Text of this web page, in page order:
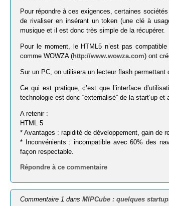
Pour répondre à ces exigences, certaines
de rivaliser en insérant un token (une clé à
musique et il est donc très simple de la récupérer.
Pour le moment, le HTML5 n’est pas
comme WOWZA (http://www.wowza.com) ont
Sur un PC, on utilisera un lecteur flash permettant
Ce qui est pratique, c’est que l’interface
technologie est donc “externalisé” de la start’up et
A retenir :
HTML 5
* Avantages : rapidité de développement, gain de
* Inconvénients : incompatible avec 60% des
façon respectable.
Répondre à ce commentaire
Commentaire 1 dansMIPCube : quelques